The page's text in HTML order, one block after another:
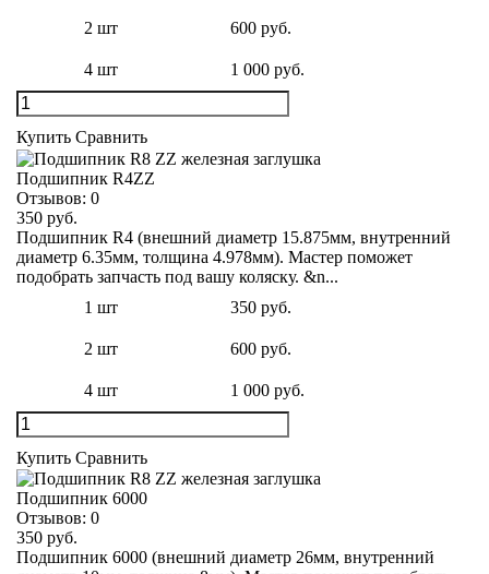
2 шт 600 руб.
4 шт 1 000 руб.
Купить Сравнить
Подшипник R4ZZ
Отзывов: 0
350 руб.
Подшипник R4 (внешний диаметр 15.875мм, внутренний
диаметр 6.35мм, толщина 4.978мм). Мастер поможет
подобрать запчасть под вашу коляску. &n...
1 шт
350 руб.
2 шт 600 руб.
4 шт 1 000 руб.
Купить Сравнить
Подшипник 6000
Отзывов: 0
350 руб.
Подшипник 6000 (внешний диаметр 26мм, внутренний